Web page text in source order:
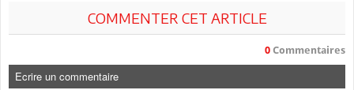
COMMENTER CET ARTICLE
0 Commentaires
Ecrire un commentaire